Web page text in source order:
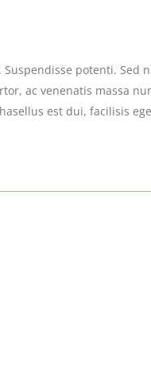
potenti. Sed
ac venenatis massa
est dui, facilisis